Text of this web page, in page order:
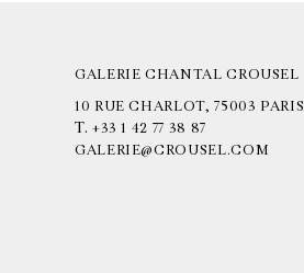
GALERIE CHANTAL CROUSEL
10 RUE CHARLOT, 75003 PARIS
T. +33 1 42 77 38 87
GALERIE@CROUSEL.COM